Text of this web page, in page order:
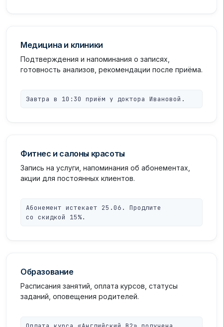
Медицина и клиники
Подтверждения и напоминания о записях,
готовность анализов, рекомендации после приёма.
Завтра в 10:30 приём у доктора Ивановой.
Фитнес и салоны красоты
Запись на услуги, напоминания об абонементах,
акции для постоянных клиентов.
Абонемент истекает 25.06. Продлите
со скидкой 15%.
Образование
Расписания занятий, оплата курсов, статусы
заданий, оповещения родителей.